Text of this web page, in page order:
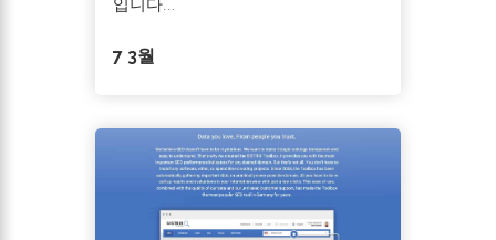
입니다...
7 3월